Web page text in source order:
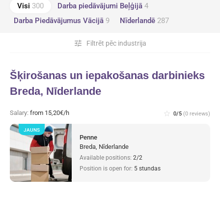
Visi 300 Darba piedāvājumi Beļģijā 4
Darba Piedāvājumus Vācijā 9 Nīderlandē 287
Filtrēt pēc industrija
tune
Šķirošanas un iepakošanas darbinieks
Breda, Nīderlande
Salary: from 15,20€/h star_border 0/5 (0 reviews)
Penne
Breda, Nīderlande
Available positions: 2/2
Position is open for: 5 stundas
JAUNS